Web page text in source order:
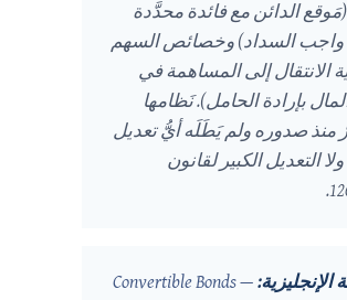
الدائن مع فائدة محدَّدة
السداد) وخصائص السهم
الانتقال إلى المساهمة في
بإرادة الحامل). نَظامها
منذ صدوره ولم يَطَلَه أيُّ تعديل
التعديل الكبير لقانون
الإنجليزية: Convertible Bonds —